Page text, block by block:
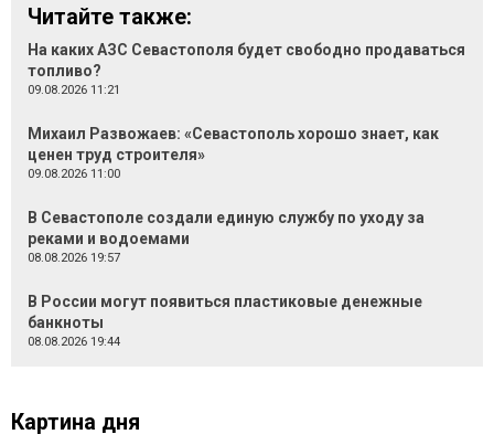
Читайте также:
На каких АЗС Севастополя будет свободно продаваться
топливо?
09.08.2026 11:21
Михаил Развожаев: «Севастополь хорошо знает, как
ценен труд строителя»
09.08.2026 11:00
В Севастополе создали единую службу по уходу за
реками и водоемами
08.08.2026 19:57
В России могут появиться пластиковые денежные
банкноты
08.08.2026 19:44
Картина дня